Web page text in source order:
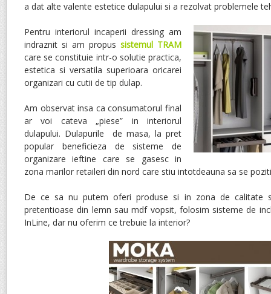
a dat alte valente estetice dulapului si a rezolvat problemele
Pentru interiorul incaperii dressing am
indraznit si am propus sistemul TRAM
care se constituie intr-o solutie practica,
estetica si versatila superioara oricarei
organizari cu cutii de tip dulap.
Am observat insa ca consumatorul final
ar voi cateva „piese” in interiorul
dulapului. Dulapurile de masa, la pret
popular beneficieza de sisteme de
organizare ieftine care se gasesc in
zona marilor retaileri din nord care stiu intotdeauna sa se
De ce sa nu putem oferi produse si in zona de calitate
pretentioase din lemn sau mdf vopsit, folosim sisteme de
InLine, dar nu oferim ce trebuie la interior?